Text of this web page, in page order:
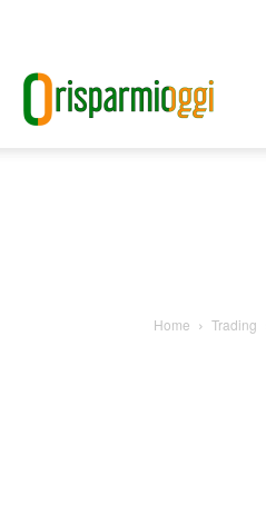
Home Trading